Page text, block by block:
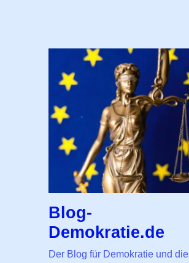
Blog-
Demokratie.de
Der Blog für Demokratie und die